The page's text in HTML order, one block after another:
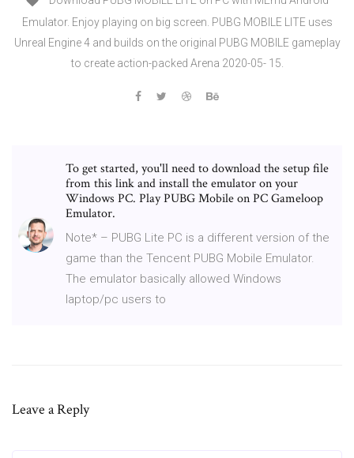
Emulator. Enjoy playing on big screen. PUBG MOBILE LITE uses
Unreal Engine 4 and builds on the original PUBG MOBILE gameplay
to create action-packed Arena 2020-05- 15.
To get started, you'll need to download the setup file
from this link and install the emulator on your
Windows PC. Play PUBG Mobile on PC Gameloop
Emulator.
Note* – PUBG Lite PC is a different version of the
game than the Tencent PUBG Mobile Emulator.
The emulator basically allowed Windows
laptop/pc users to
Leave a Reply